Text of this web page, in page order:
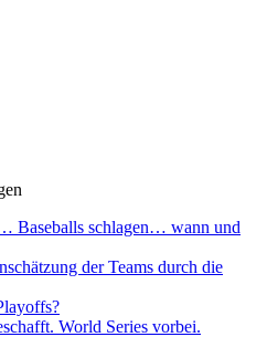
Baseballs schlagen… wann und
der Teams durch die
World Series vorbei.